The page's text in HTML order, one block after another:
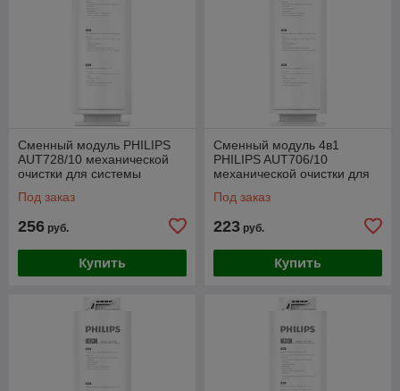
Сменный модуль PHILIPS
AUT728/10 механической
очистки для системы
Под заказ
256 руб.
Купить
Сменный модуль 4в1
PHILIPS AUT706/10
механической очистки для
AUT2016/10
Под заказ
223 руб.
Купить